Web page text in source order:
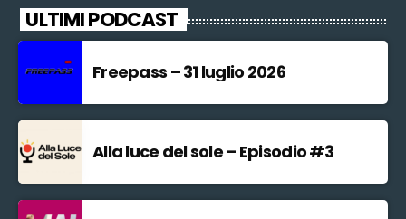
ULTIMI PODCAST
Freepass – 31 luglio 2026
Alla luce del sole – Episodio #3